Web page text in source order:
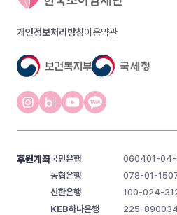
개인정보처리방침이용약관
후원계좌국민은행
060401-
농협은행
078-01-
신한은행
100-024-
KEB하나은행
225-